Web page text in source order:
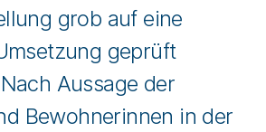
grob auf eine
geprüft
Aussage der
Bewohnerinnen in der